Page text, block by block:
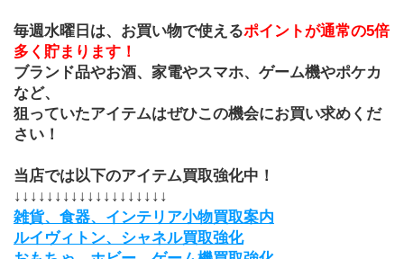
毎週水曜日は、お買い物で使えるポイントが通常の5倍
多く貯まります！
ブランド品やお酒、家電やスマホ、ゲーム機やポケカ
など、
狙っていたアイテムはぜひこの機会にお買い求めくだ
さい！
当店では以下のアイテム買取強化中！
↓↓↓↓↓↓↓↓↓↓↓↓↓↓↓↓↓↓↓
雑貨、食器、インテリア小物買取案内
ルイヴィトン、シャネル買取強化